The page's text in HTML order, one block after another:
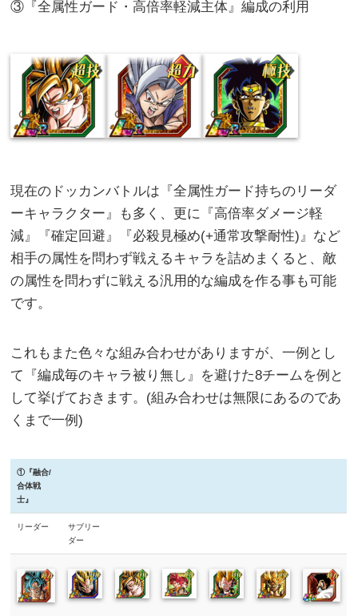
③『全属性ガード・高倍率軽減主体』編成の利用
現在のドッカンバトルは『全属性ガード持ちのリーダ
ーキャラクター』も多く、更に『高倍率ダメージ軽
減』『確定回避』『必殺見極め(+通常攻撃耐性)』など
相手の属性を問わず戦えるキャラを詰めまくると、敵
の属性を問わずに戦える汎用的な編成を作る事も可能
です。
これもまた色々な組み合わせがありますが、一例とし
て『編成毎のキャラ被り無し』を避けた8チームを例と
して挙げておきます。(組み合わせは無限にあるのであ
くまで一例)
①『融合/
合体戦
士』
リーダー
サブリー
ダー